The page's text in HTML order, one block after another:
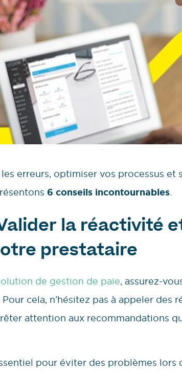
erreurs, optimiser vos processus
6 conseils incontournables.
Valider la réactivité
prestataire
de gestion de paie, assurez-
cela, n’hésitez pas à appeler des
attention aux recommandations
pour éviter des problèmes lors